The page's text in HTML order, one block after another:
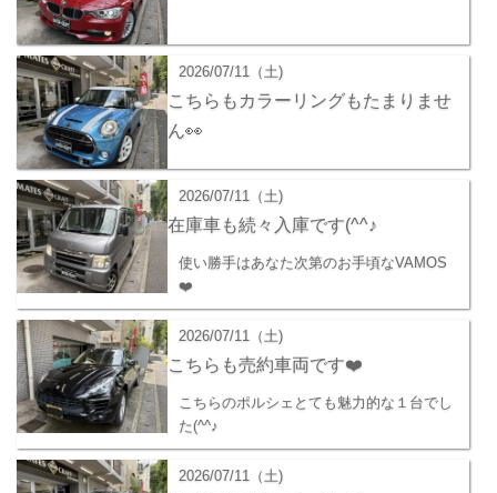
2026/07/11（土)
こちらもカラーリングもたまりませ
ん👀
2026/07/11（土)
在庫車も続々入庫です(^^♪
使い勝手はあなた次第のお手頃なVAMOS
❤️
2026/07/11（土)
こちらも売約車両です❤️
こちらのポルシェとても魅力的な１台でし
た(^^♪
2026/07/11（土)